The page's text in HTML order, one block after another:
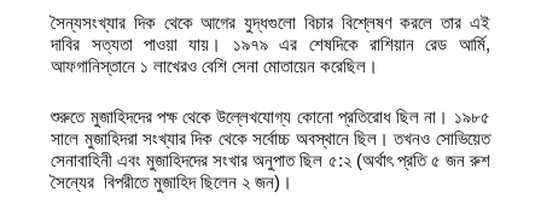
সৈন্যসংখ্যার দিক থেকে আগের যুদ্ধগুলো বিচার বিশ্লেষণ করলে তার এই
দাবির সত্যতা পাওয়া যায়। ১৯৭৯ এর শেষদিকে রাশিয়ান রেড আর্মি,
আফগানিস্তানে ১ লাখেরও বেশি সেনা মোতায়েন করেছিল।
শুরুতে মুজাহিদদের পক্ষ থেকে উল্লেখযোগ্য কোনো প্রতিরোধ ছিল না। ১৯৮৫
সালে মুজাহিদরা সংখ্যার দিক থেকে সর্বোচ্চ অবস্থানে ছিল। তখনও সোভিয়েত
সেনাবাহিনী এবং মুজাহিদদের সংখার অনুপাত ছিল ৫:২ (অর্থাৎ প্রতি ৫ জন রুশ
সৈন্যের বিপরীতে মুজাহিদ ছিলেন ২ জন)।